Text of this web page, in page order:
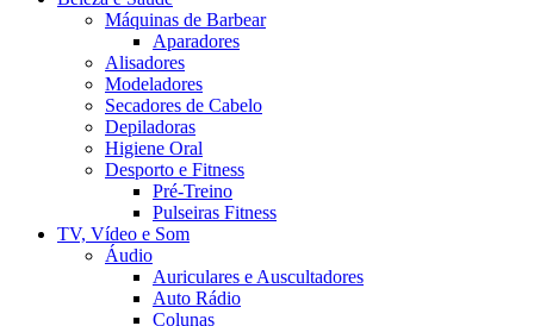
Máquinas de Barbear
Aparadores
Alisadores
Modeladores
Secadores de Cabelo
Depiladoras
Higiene Oral
Desporto e Fitness
Pré-Treino
Pulseiras Fitness
TV, Vídeo e Som
Áudio
Auriculares e Auscultadores
Auto Rádio
Colunas